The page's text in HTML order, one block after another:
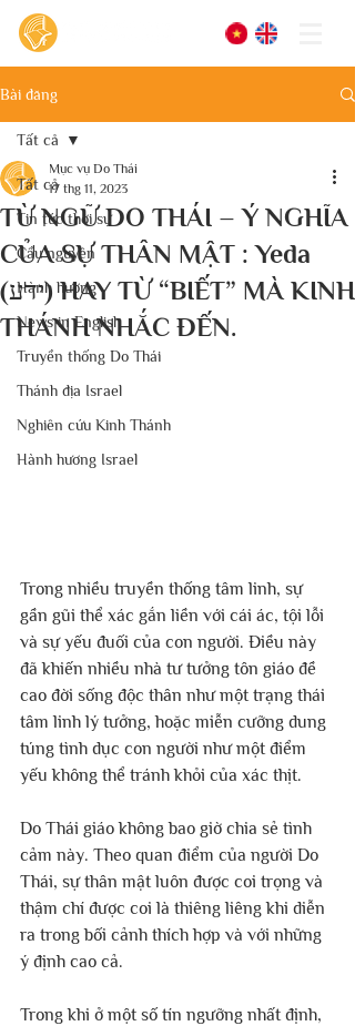
Bài đăng
Tất cả
Tin tức thời sự
Cầu nguyện
Hành hương
News in English
Truyền thống Do Thái
Thánh địa Israel
Nghiên cứu Kinh Thánh
Hành hương Israel
Tất cả
TỪ NGỮ DO THÁI – Ý NGHĨA
CỦA SỰ THÂN MẬT : Yeda
(ידע) HAY TỪ “BIẾT” MÀ KINH
THÁNH NHẮC ĐẾN.
Mục vụ Do Thái
17 thg 11, 2023
Trong nhiều truyền thống tâm linh, sự
gần gũi thể xác gắn liền với cái ác, tội lỗi
và sự yếu đuối của con người. Điều này
đã khiến nhiều nhà tư tưởng tôn giáo đề
cao đời sống độc thân như một trạng thái
tâm linh lý tưởng, hoặc miễn cưỡng dung
túng tình dục con người như một điểm
yếu không thể tránh khỏi của xác thịt.
Do Thái giáo không bao giờ chia sẻ tình
cảm này. Theo quan điểm của người Do
Thái, sự thân mật luôn được coi trọng và
thậm chí được coi là thiêng liêng khi diễn
ra trong bối cảnh thích hợp và với những
ý định cao cả.
Trong khi ở một số tín ngưỡng nhất định,